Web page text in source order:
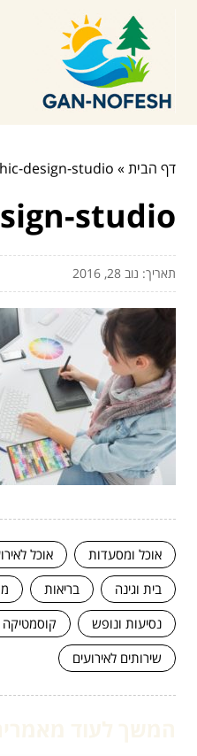
דף הבית»
design-studio
studio
תאריך: נוב 28, 2016
אוכל ומסעדות אוכל
בית וגינה
בריאות
נסיעות ונופש
קוסמטיקה
שירותים לאירועים